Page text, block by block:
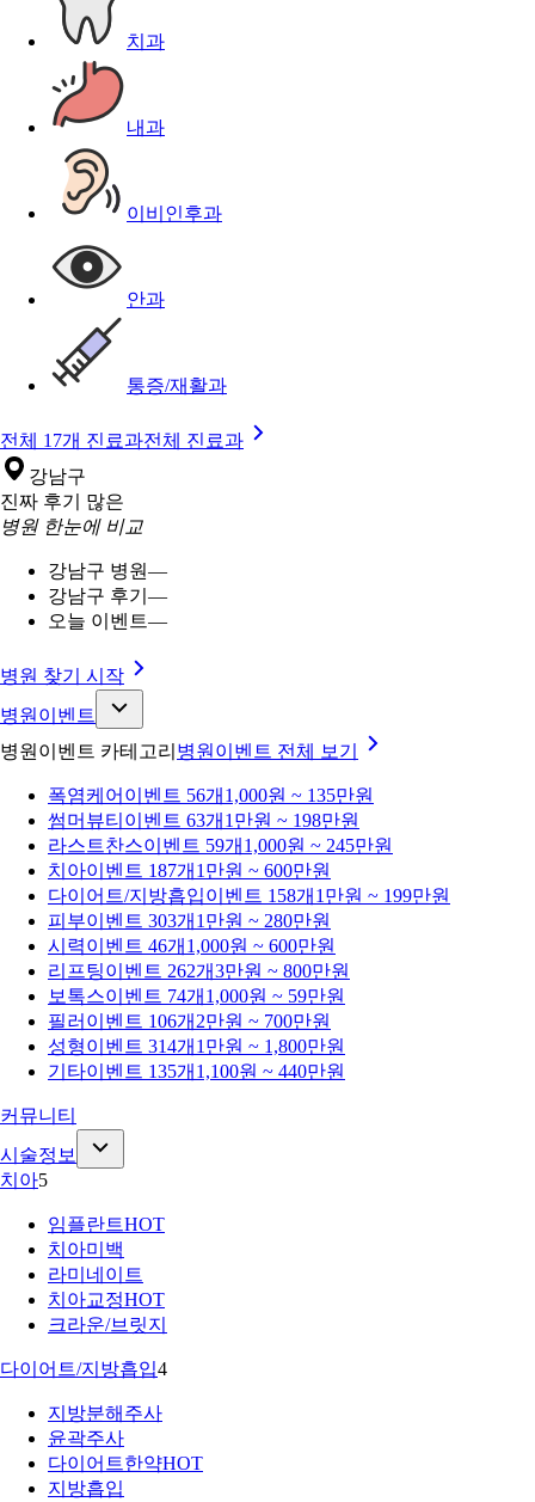
치과
내과
이비인후과
안과
통증/재활과
전체 17개 진료과전체 진료과
강남구
진짜 후기 많은
병원 한눈에 비교
강남구 병원—
강남구 후기 —
오늘 이벤트—
병원 찾기 시작
병원이벤트
병원이벤트 카테고리 병원이벤트 전체 보기
폭염케어 이벤트 56개 1,000원 ~ 135만원
썸머뷰티 이벤트 63개 1만원 ~ 198만원
라스트찬스이벤트 59개 1,000원 ~ 245만원
치아이벤트 187개 1만원 ~ 600만원
다이어트/지방흡입이벤트 158개 1만원 ~ 199만원
피부이벤트 303개 1만원 ~ 280만원
시력이벤트 46개 1,000원 ~ 600만원
리프팅이벤트 262개3만원 ~ 800만원
보톡스이벤트 74개 1,000원 ~ 59만원
필러 이벤트 106개 2만원 ~ 700만원
성형이벤트 314개 1만원 ~ 1,800만원
기타이벤트 135개 1,100원 ~ 440만원
커뮤니티
시술정보
치아5
임플란트HOT
치아미백
라미네이트
치아교정HOT
크라운/브릿지
다이어트/지방흡입4
지방분해주사
윤곽주사
다이어트한약HOT
지방흡입